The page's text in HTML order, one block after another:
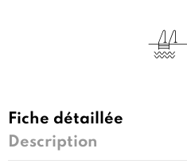
Fiche détaillée
Description